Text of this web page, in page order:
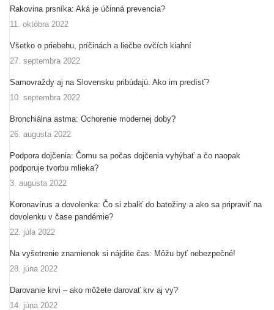
Rakovina prsníka: Aká je účinná prevencia?
11. októbra 2022
Všetko o priebehu, príčinách a liečbe ovčích kiahní
27. septembra 2022
Samovraždy aj na Slovensku pribúdajú. Ako im predísť?
10. septembra 2022
Bronchiálna astma: Ochorenie modernej doby?
26. augusta 2022
Podpora dojčenia: Čomu sa počas dojčenia vyhýbať a čo naopak
podporuje tvorbu mlieka?
3. augusta 2022
Koronavírus a dovolenka: Čo si zbaliť do batožiny a ako sa pripraviť na
dovolenku v čase pandémie?
22. júla 2022
Na vyšetrenie znamienok si nájdite čas: Môžu byť nebezpečné!
28. júna 2022
Darovanie krvi – ako môžete darovať krv aj vy?
14. júna 2022